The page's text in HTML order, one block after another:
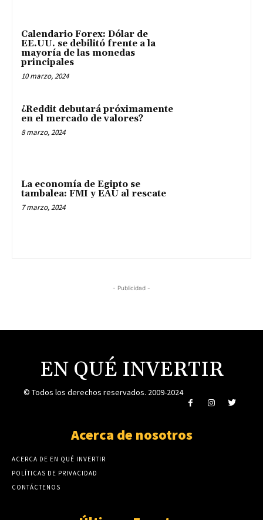
Calendario Forex: Dólar de
EE.UU. se debilitó frente a la
mayoría de las monedas
principales
10 marzo, 2024
¿Reddit debutará próximamente
en el mercado de valores?
8 marzo, 2024
La economía de Egipto se
tambalea: FMI y EAU al rescate
7 marzo, 2024
- Publicidad -
EN QUÉ INVERTIR
© Todos los derechos reservados. 2009-2024
Acerca de nosotros
ACERCA DE EN QUÉ INVERTIR
POLÍTICAS DE PRIVACIDAD
CONTÁCTENOS